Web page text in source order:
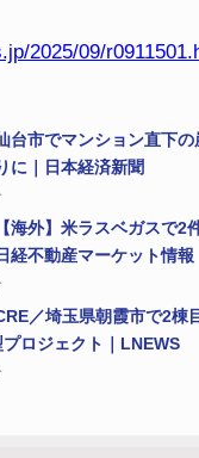
2025/09/
台市でマンション直下
に｜日本経済新聞
海外】米ラスベガスで2
経不動産マーケット情報
／埼玉県朝霞市で2棟
ロジェクト｜LNEWS